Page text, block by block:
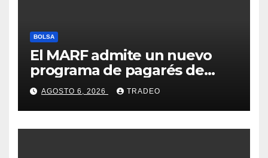
BOLSA
El MARF admite un nuevo
programa de pagarés de
Seresco por 20 millones de
euros
AGOSTO 6, 2026 TRADEO